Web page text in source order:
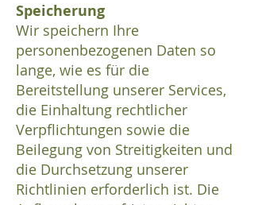
Speicherung
Wir speichern Ihre
personenbezogenen Daten so
lange, wie es für die
Bereitstellung unserer Services,
die Einhaltung rechtlicher
Verpflichtungen sowie die
Beilegung von Streitigkeiten und
die Durchsetzung unserer
Richtlinien erforderlich ist. Die